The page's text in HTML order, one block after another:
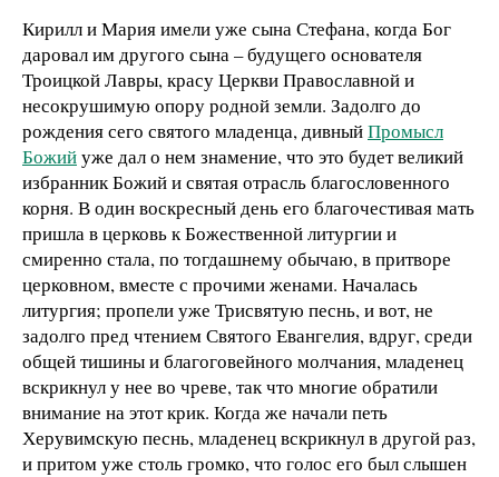
Кирилл и Мария имели уже сына Стефана, когда Бог
даровал им другого сына – будущего основателя
Троицкой Лавры, красу Церкви Православной и
несокрушимую опору родной земли. Задолго до
рождения сего святого младенца, дивныйПромысл
Божийуже дал о нем знамение, что это будет великий
избранник Божий и святая отрасль благословенного
корня. В один воскресный день его благочестивая мать
пришла в церковь к Божественной литургии и
смиренно стала, по тогдашнему обычаю, в притворе
церковном, вместе с прочими женами. Началась
литургия; пропели уже Трисвятую песнь, и вот, не
задолго пред чтением Святого Евангелия, вдруг, среди
общей тишины и благоговейного молчания, младенец
вскрикнул у нее во чреве, так что многие обратили
внимание на этот крик. Когда же начали петь
Херувимскую песнь, младенец вскрикнул в другой раз,
и притом уже столь громко, что голос его был слышен